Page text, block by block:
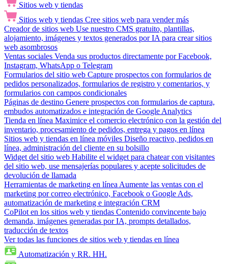
Sitios web y tiendas
Sitios web y tiendas Cree sitios web para vender más
Creador de sitios web Use nuestro CMS gratuito, plantillas,
alojamiento, imágenes y textos generados por IA para crear sitios
web asombrosos
Ventas sociales Venda sus productos directamente por Facebook,
Instagram, WhatsApp o Telegram
Formularios del sitio web Capture prospectos con formularios de
pedidos personalizados, formularios de registro y comentarios, y
formularios con campos condicionales
Páginas de destino Genere prospectos con formularios de captura,
embudos automatizados e integración de Google Analytics
Tienda en línea Maximice el comercio electrónico con la gestión del
inventario, procesamiento de pedidos, entrega y pagos en línea
Sitios web y tiendas en línea móviles Diseño reactivo, pedidos en
línea, administración del cliente en su bolsillo
Widget del sitio web Habilite el widget para chatear con visitantes
del sitio web, use mensajerías populares y acepte solicitudes de
devolución de llamada
Herramientas de marketing en línea Aumente las ventas con el
marketing por correo electrónico, Facebook o Google Ads,
automatización de marketing e integración CRM
CoPilot en los sitios web y tiendas Contenido convincente bajo
demanda, imágenes generadas por IA, prompts detallados,
traducción de textos
Ver todas las funciones de sitios web y tiendas en línea
Automatización y RR. HH.